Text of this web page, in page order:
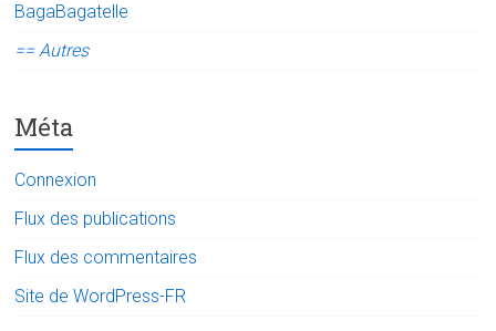
BagaBagatelle
== Autres
Méta
Connexion
Flux des publications
Flux des commentaires
Site de WordPress-FR